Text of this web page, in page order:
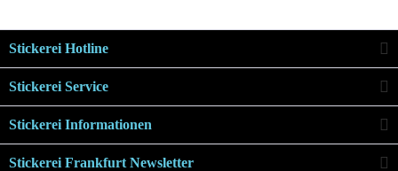
Stickerei Hotline
Stickerei Service
Stickerei Informationen
Stickerei Frankfurt Newsletter